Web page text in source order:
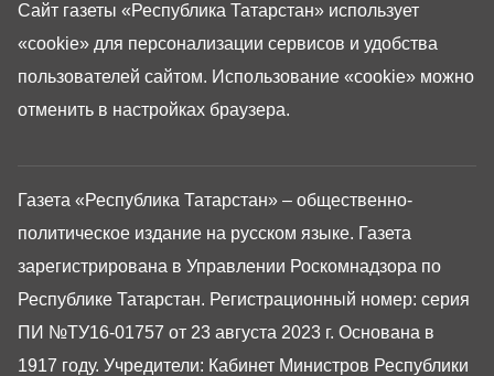
Газета «Республика Татарстан» – общественно-
политическое издание на русском языке. Газета
зарегистрирована в Управлении Роскомнадзора по
Республике Татарстан. Регистрационный номер: серия
ПИ №ТУ16-01757 от 23 августа 2023 г. Основана в
1917 году. Учредители: Кабинет Министров Республики
Сайт газеты «Республика Татарстан» использует
«cookie» для персонализации сервисов и удобства
пользователей сайтом. Использование «cookie» можно
отменить в настройках браузера.